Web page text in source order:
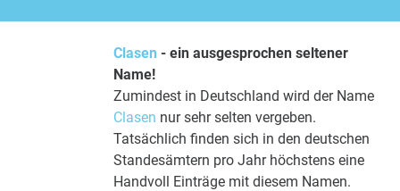
Clasen - ein ausgesprochen seltener
Name!
Zumindest in Deutschland wird der Name
Clasen nur sehr selten vergeben.
Tatsächlich finden sich in den deutschen
Standesämtern pro Jahr höchstens eine
Handvoll Einträge mit diesem Namen.